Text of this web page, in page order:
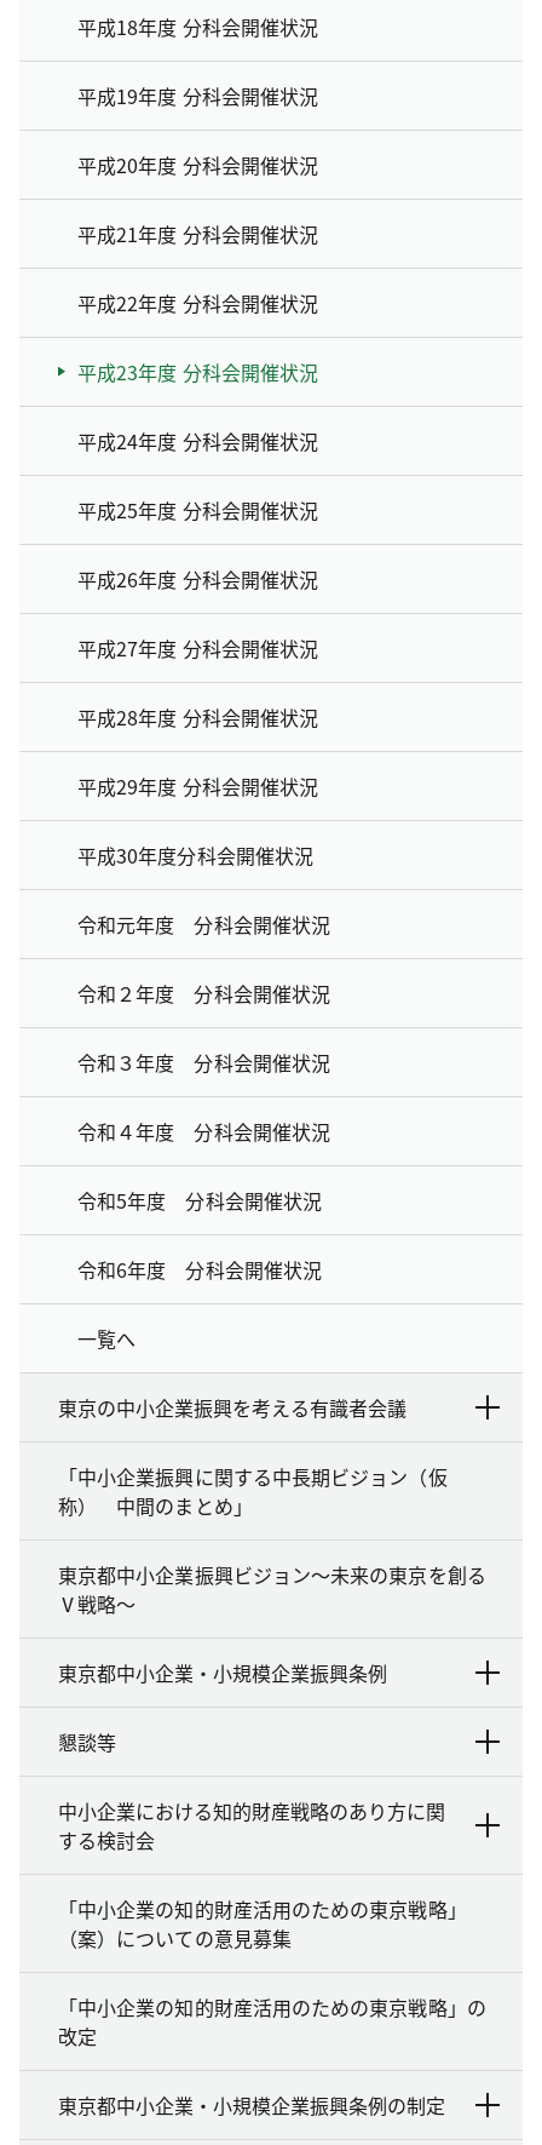
平成18年度 分科会開催状況
平成19年度 分科会開催状況
平成20年度 分科会開催状況
平成21年度 分科会開催状況
平成22年度 分科会開催状況
平成23年度 分科会開催状況
平成24年度 分科会開催状況
平成25年度 分科会開催状況
平成26年度 分科会開催状況
平成27年度 分科会開催状況
平成28年度 分科会開催状況
平成29年度 分科会開催状況
平成30年度分科会開催状況
令和元年度 分科会開催状況
令和２年度 分科会開催状況
令和３年度 分科会開催状況
令和４年度 分科会開催状況
令和5年度 分科会開催状況
令和6年度 分科会開催状況
一覧へ
東京の中小企業振興を考える有識者会議
「中小企業振興に関する中長期ビジョン（仮
称） 中間のまとめ」
東京都中小企業振興ビジョン～未来の東京を創る
Ⅴ戦略～
東京都中小企業・小規模企業振興条例
懇談等
中小企業における知的財産戦略のあり方に関
する検討会
「中小企業の知的財産活用のための東京戦略」
（案）についての意見募集
「中小企業の知的財産活用のための東京戦略」の
改定
東京都中小企業・小規模企業振興条例の制定